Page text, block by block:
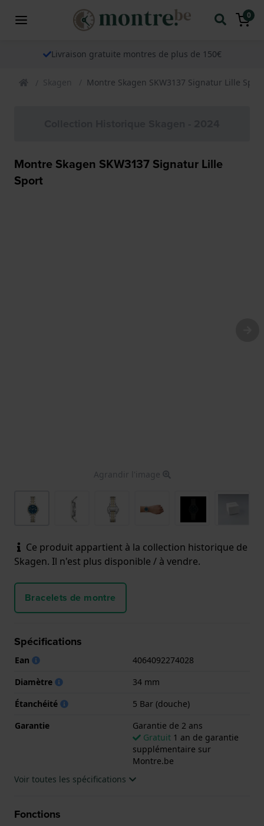
0
Livraison gratuite montres de plus de 150€
Skagen Montre Skagen SKW3137 Signatur Lille Sport
Montre Skagen SKW3137 Signatur Lille
Sport
Agrandir l'image
Ce produit appartient à la collection historique de
Skagen. Il n'est plus disponible / à vendre.
Bracelets de montre
Spécifications
Ean
4064092274028
Diamètre
34 mm
Étanchéité
5 Bar (douche)
Garantie
Garantie de 2 ans
Gratuit 1 an de garantie
supplémentaire sur
Montre.be
Voir toutes les spécifications
Fonctions